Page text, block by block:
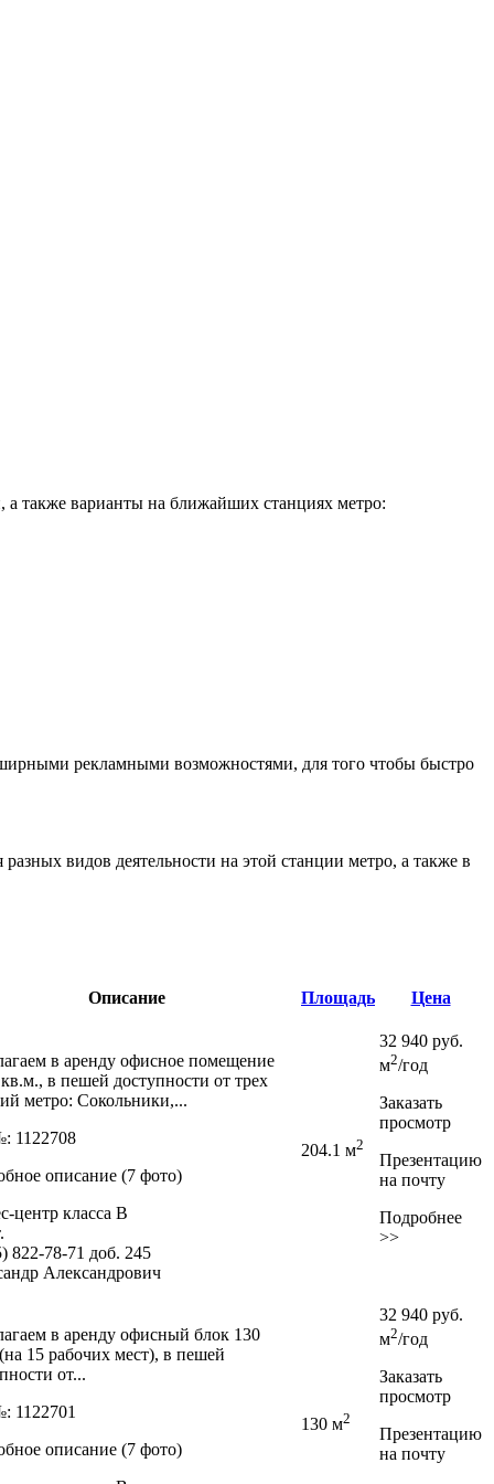
также варианты на ближайших станциях метро:
рекламными возможностями, для того чтобы быстро
видов деятельности на этой станции метро, а также в
Описание Площадь Цена
в аренду офисное помещение
в пешей доступности от трех
метро: Сокольники,­...
1122708
описание (7 фото)
центр класса В
822-78-71 доб. 245
Александрович
204.1 м2
32 940 руб.
м2/год
Заказать
просмотр
Презентацию
на почту
Подробнее
>>
в аренду офисный блок 130
15 рабочих мест),­ в пешей
от...
1122701
описание (7 фото)
130 м2
32 940 руб.
м2/год
Заказать
просмотр
Презентацию
на почту